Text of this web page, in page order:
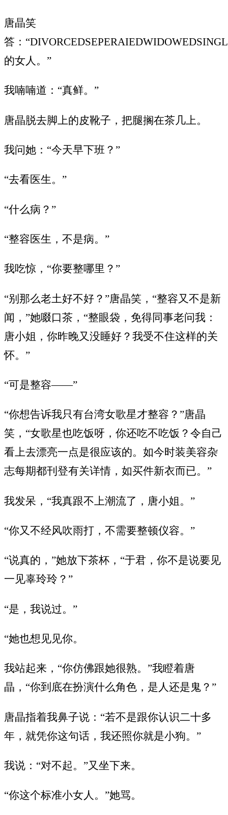
唐晶笑
答：
的女人。”
我喃喃道：“真鲜。”
唐晶脱去脚上的皮靴子，把腿搁在茶几上。
我问她：“今天早下班？”
“去看医生。”
“什么病？”
“整容医生，不是病。”
我吃惊，“你要整哪里？”
“别那么老土好不好？”唐晶笑，“整容又不是新
闻，”她啜口茶，“整眼袋，免得同事老问我：
唐小姐，你昨晚又没睡好？我受不住这样的关
怀。”
“可是整容——”
“你想告诉我只有台湾女歌星才整容？”唐晶
笑，“女歌星也吃饭呀，你还吃不吃饭？令自己
看上去漂亮一点是很应该的。如今时装美容杂
志每期都刊登有关详情，如买件新衣而已。”
我发呆，“我真跟不上潮流了，唐小姐。”
“你又不经风吹雨打，不需要整顿仪容。”
“说真的，”她放下茶杯，“于君，你不是说要见
一见辜玲玲？”
“是，我说过。”
“她也想见见你。
我站起来，“你仿佛跟她很熟。”我瞪着唐
晶，“你到底在扮演什么角色，是人还是鬼？”
唐晶指着我鼻子说：“若不是跟你认识二十多
年，就凭你这句话，我还照你就是小狗。”
我说：“对不起。”又坐下来。
“你这个标准小女人。”她骂。